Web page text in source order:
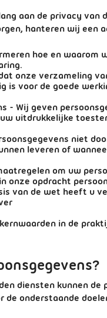
aan de privacy van
hanteren wij een
hoe en waarom
onze verzameling
voor de goede
- Wij geven
uitdrukkelijke
niet
leveren of
om uw
onze opdracht
van de wet heeft u
in de
diensten kunnen de
onderstaande